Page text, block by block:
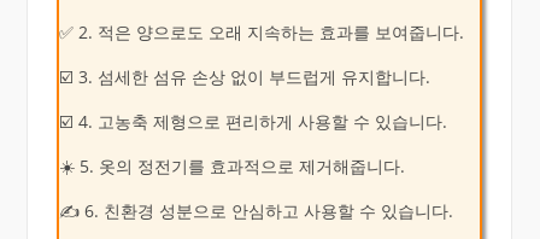
✅ 2. 적은 양으로도 오래 지속하는 효과를 보여줍니다.
☑️ 3. 섬세한 섬유 손상 없이 부드럽게 유지합니다.
☑️ 4. 고농축 제형으로 편리하게 사용할 수 있습니다.
☀️ 5. 옷의 정전기를 효과적으로 제거해줍니다.
✍ 6. 친환경 성분으로 안심하고 사용할 수 있습니다.